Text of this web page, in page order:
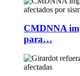
CMDNNA
para…